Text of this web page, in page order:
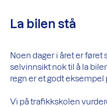
La bilen stå
Noen dager i året er føret
selvinnsikt nok til å la
regn er et godt eksempel
Vi på trafikkskolen